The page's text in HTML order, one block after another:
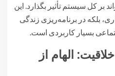
بر کل سیستم تأثیر بگذارد. این
بلکه در برنامه‌ریزی زندگی
بسیار کاربردی است.
الهام از